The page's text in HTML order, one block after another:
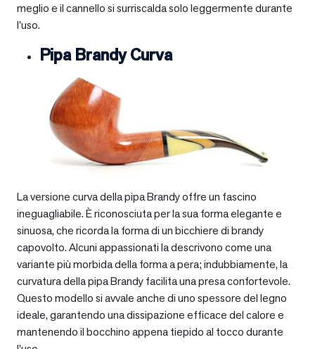
meglio e il cannello si surriscalda solo leggermente durante
l’uso.
Pipa Brandy Curva
La versione curva della pipa Brandy offre un fascino
ineguagliabile. È riconosciuta per la sua forma elegante e
sinuosa, che ricorda la forma di un bicchiere di brandy
capovolto. Alcuni appassionati la descrivono come una
variante più morbida della forma a pera; indubbiamente, la
curvatura della pipa Brandy facilita una presa confortevole.
Questo modello si avvale anche di uno spessore del legno
ideale, garantendo una dissipazione efficace del calore e
mantenendo il bocchino appena tiepido al tocco durante